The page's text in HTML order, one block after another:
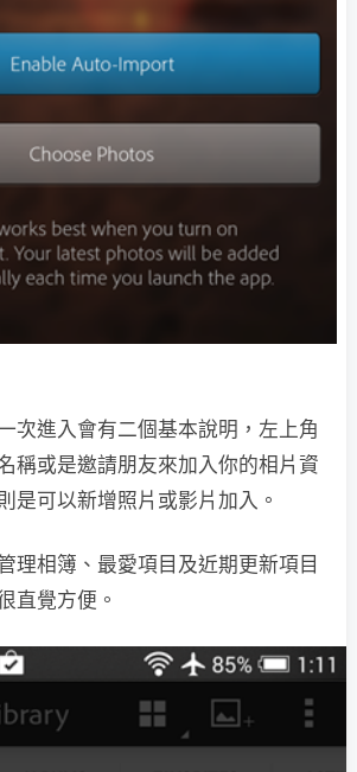
次進入會有二個基本說明，左上角
稱或是邀請朋友來加入你的相片資
是可以新增照片或影片加入。
理相簿、最愛項目及近期更新項目
直覺方便。